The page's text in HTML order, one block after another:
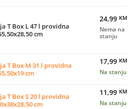
T Box L 47 l providna
cm
24,99 KM
Nema na
stanju
39x55,50x19 cm količina
T Box M 31 l providna
cm
17,99 KM
Na stanju
26,50x38x28,50 cm količina
T Box S 20 l providna
cm
11,99 KM
Na stanju